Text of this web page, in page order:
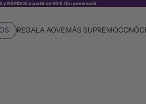
y RÁPIDOS a partir de 60 € (En península)
REGALA AOVEMÁS SUPREMO